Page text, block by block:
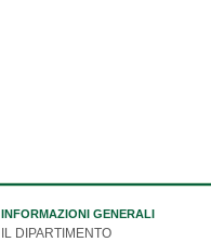
INFORMAZIONI GENERALI
IL DIPARTIMENTO